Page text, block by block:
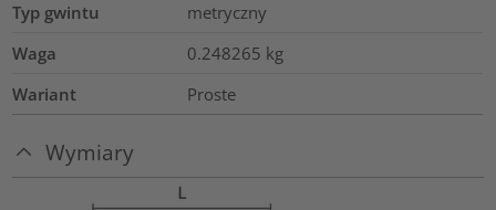
Typ gwintu
metryczny
Waga
0.248265 kg
Wariant
Proste
Wymiary